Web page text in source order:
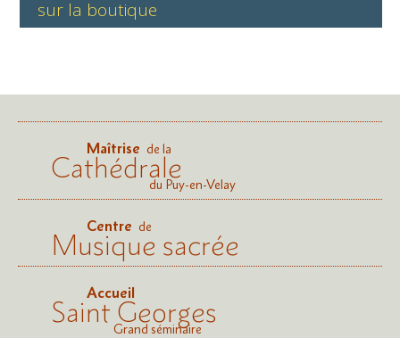
sur la boutique
Maîtrise de la
Cathédraledu Puy-en-Velay
Centre de
Musique sacrée
Accueil
Saint Georges
Grand séminaire